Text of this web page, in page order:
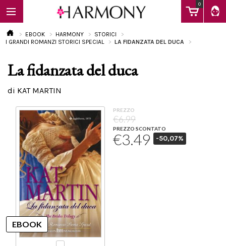
0
EBOOK
Calendario
EBOOK HARMONY
STORICI
I GRANDI ROMANZI STORICI SPECIAL
LA FIDANZATA DEL DUCA
La fidanzata del duca
di KAT MARTIN
PREZZO
€6.99
PREZZO SCONTATO
€3.49 -50,07%